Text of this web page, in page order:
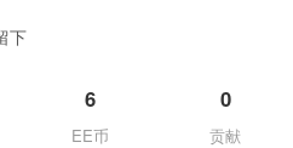
下
6
EE币
0
贡献